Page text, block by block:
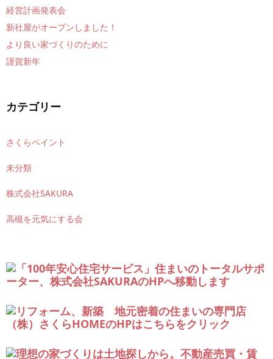
経営計画発表会
新社屋がオープンしました！
より良い家づくりのために
謹賀新年
カテゴリー
さくらペイント
未分類
株式会社SAKURA
高槻を元気にする会